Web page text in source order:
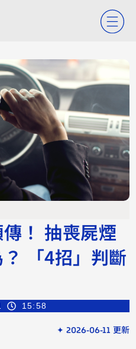
！ 抽喪屍煙
「4招」判斷
15:58
✦ 2026-06-11 更新